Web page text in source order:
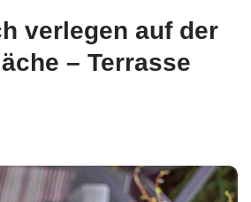
verlegen auf der
– Terrasse